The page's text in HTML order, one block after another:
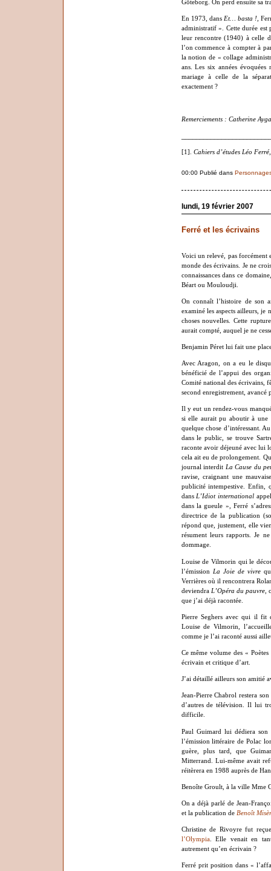
Göteborg. On perd ensuite sa
En 1973, dans Et… basta !
,
administratif ». Cette durée est
leur rencontre (1940) à celle
l’on commence à compter à
la notion de « collage
ans. Les six années
mariage à celle de la
exactement ?
Remerciements : Catherine
[1]. Cahiers d’études Léo Ferré
00:00 Publié dans
lundi, 19 février 2007
Ferré et les écrivains
Voici un relevé, pas forcément
monde des écrivains. Je ne
connaissances dans ce
Béart ou Mouloudji.
On connaît l’histoire de son
examiné les aspects ailleurs, je
choses nouvelles. Cette
aurait compté, auquel je ne
Benjamin Péret lui fait une
Avec Aragon, on a eu le
bénéficié de l’appui des
Comité national des écrivains,
second enregistrement, avancé
Il y eut un rendez-vous
si elle aurait pu aboutir à une
quelque chose d’intéressant.
dans le public, se trouve
raconte avoir déjeuné avec lui
cela ait eu de prolongement.
journal interdit La Cause du
ravise, craignant une
publicité intempestive. Enfin,
dansL’Idiot international
dans la gueule », Ferré
directrice de la publication
répond que, justement, elle
résument leurs rapports. Je
dommage.
Louise de Vilmorin qui le
l’émission
La Joie de vivrequi
Verrières où il rencontrera
deviendra L’Opéra du pauvre,
que j’ai déjà racontée.
Pierre Seghers avec qui il fit
Louise de Vilmorin,
comme je l’ai raconté aussi
Ce même volume des «
écrivain et critique d’art.
J’ai détaillé ailleurs son amitié
Jean-Pierre Chabrol restera
d’autres de télévision. Il lui
difficile.
Paul Guimard lui dédiera
l’émission littéraire de Polac
guère, plus tard, que
Mitterrand. Lui-même avait
réitèrera en 1988 auprès de
Benoîte Groult, à la ville Mme
On a déjà parlé de Jean-
et la publication de Benoît
Christine de Rivoyre fut
l’Olympia. Elle venait en
autrement qu’en écrivain ?
Ferré prit position dans «